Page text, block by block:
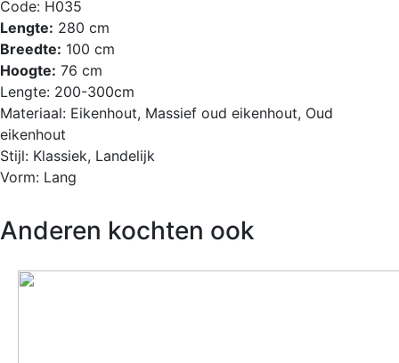
Code: H035
Lengte: 280 cm
Breedte: 100 cm
Hoogte: 76 cm
Lengte: 200-300cm
Materiaal: Eikenhout, Massief oud eikenhout, Oud
eikenhout
Stijl: Klassiek, Landelijk
Vorm: Lang
Anderen kochten ook